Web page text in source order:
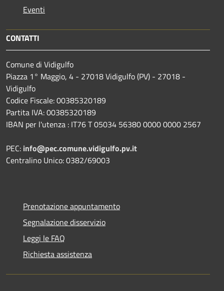
Eventi
CONTATTI
Comune di Vidigulfo
Piazza 1° Maggio, 4 - 27018 Vidigulfo (PV) - 27018 -
Vidigulfo
Codice Fiscale: 00385320189
Partita IVA: 00385320189
IBAN per l'utenza : IT76 T 05034 56380 0000 0000 2567
PEC: info@pec.comune.vidigulfo.pv.it
Centralino Unico: 0382/69003
Prenotazione appuntamento
Segnalazione disservizio
Leggi le FAQ
Richiesta assistenza